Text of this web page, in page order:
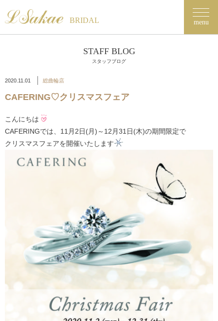
BRIDAL menu
STAFF BLOG
スタッフブログ
2020.11.01 総曲輪店
CAFERING♡クリスマスフェア
こんにちは
CAFERINGでは、11月2日(月)～12月31日(木)の期間限定で
クリスマスフェアを開催いたします